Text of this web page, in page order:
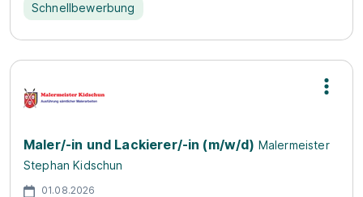
Schnellbewerbung
Maler/-in und Lackierer/-in (m/w/d) Malermeister
Stephan Kidschun
01.08.2026